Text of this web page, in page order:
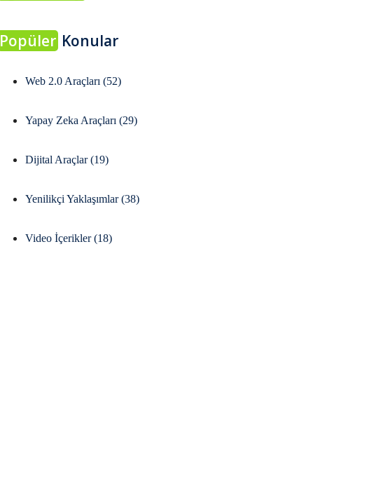
Popüler Konular
Web 2.0 Araçları (52)
Yapay Zeka Araçları (29)
Dijital Araçlar(19)
Yenilikçi Yaklaşımlar(38)
Video İçerikler(18)